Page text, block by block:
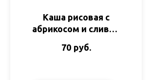
Каша рисовая с
абрикосом и сливой
Кедра
70 руб.